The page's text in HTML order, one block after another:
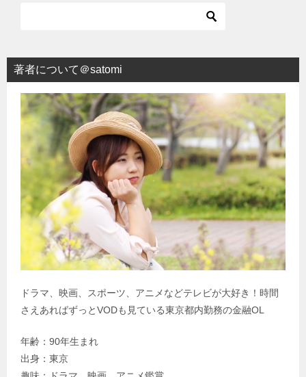
著者について＠satomi
ドラマ、映画、スポーツ、アニメなどテレビが大好き！時間
さえあればずっとVODも見ている東京都内勤務の金融OL
年齢：90年生まれ
出身：東京